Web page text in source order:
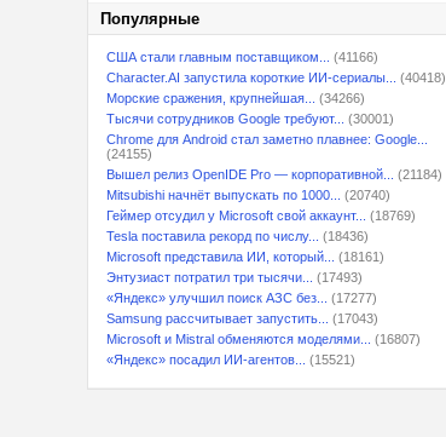
Популярные
США стали главным поставщиком...
(41166)
Character.AI запустила короткие ИИ-сериалы...
(40418)
Морские сражения, крупнейшая...
(34266)
Тысячи сотрудников Google требуют...
(30001)
Chrome для Android стал заметно плавнее: Google...
(24155)
Вышел релиз OpenIDE Pro — корпоративной...
(21184)
Mitsubishi начнёт выпускать по 1000...
(20740)
Геймер отсудил у Microsoft свой аккаунт...
(18769)
Tesla поставила рекорд по числу...
(18436)
Microsoft представила ИИ, который...
(18161)
Энтузиаст потратил три тысячи...
(17493)
«Яндекс» улучшил поиск АЗС без...
(17277)
Samsung рассчитывает запустить...
(17043)
Microsoft и Mistral обменяются моделями...
(16807)
«Яндекс» посадил ИИ-агентов...
(15521)